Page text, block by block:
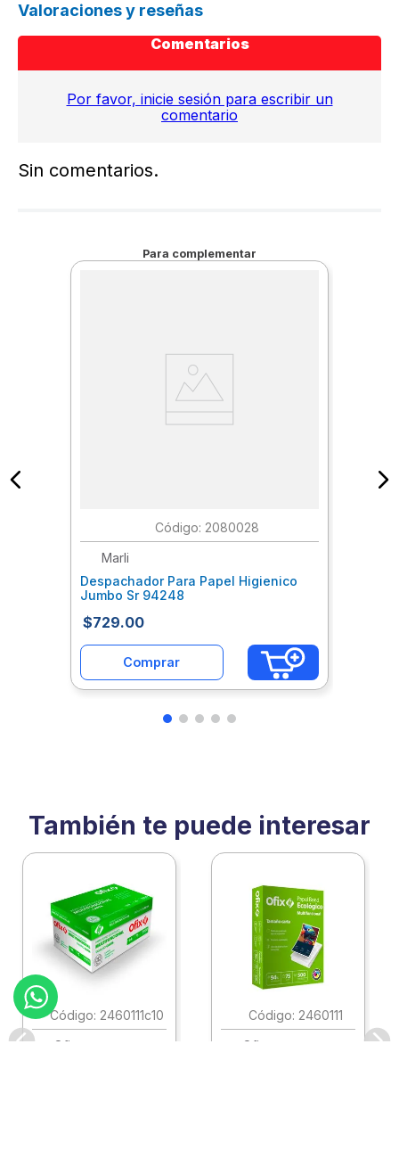
Valoraciones y reseñas
Comentarios
Por favor, inicie sesión para escribir un
comentario
Sin comentarios.
Para complementar
: 2080028
Marli
Despachador Para Papel Higienico
Jumbo Sr 94248
$729.00
Comprar
También te puede interesar
: 2460111c10
Ofix
: 2460111
Ofix